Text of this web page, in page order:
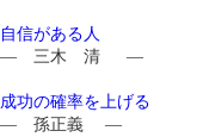
自信がある人
― 三木 清 ―
成功の確率を上げる
― 孫正義 ―